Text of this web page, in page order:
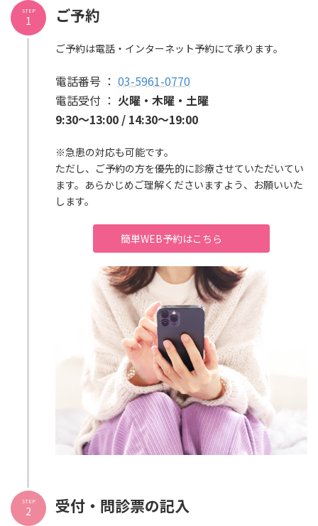
ご予約
ご予約は電話・インターネット予約にて承ります。
電話番号 ： 03-5961-0770
電話受付 ： 火曜・木曜 ・土曜
9:30～13:00 / 14:30～19:00
※急患の対応も可能です。
ただし、ご予約の方を優先的に診療させていただいてい
ます。あらかじめご理解くださいますよう、お願いいた
します。
簡単WEB予約はこちら
STEP
1
受付・問診票の記入
STEP
2